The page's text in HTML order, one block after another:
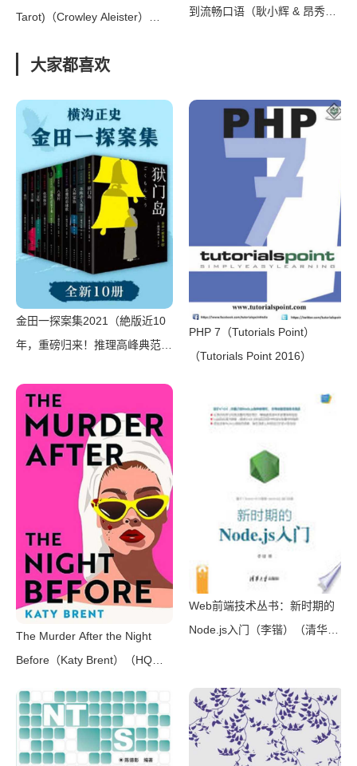
Tarot)（Crowley Aleister）
到流畅口语（耿小辉 & 昂秀外
大家都喜欢
金田一探案集2021（絶版近10
年，重磅归来！推理高峰典范，
骇悬念+诡秘人性，入坑推理佳
选，一套10本过足瘾！精美和
风装帧，日本系列销量超5500
万册）（横沟正史）（壹页科技
PHP 7（Tutorials Point）
（Tutorials Point 2016）
The Murder After the Night
Before（Katy Brent）（HQ
Web前端技术丛书：新时期的
Node.js入门（李锴）（清华大